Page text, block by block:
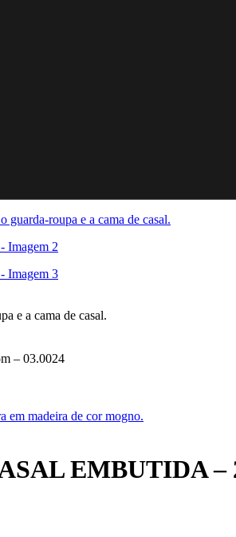
– 03.0024
EMBUTIDA –